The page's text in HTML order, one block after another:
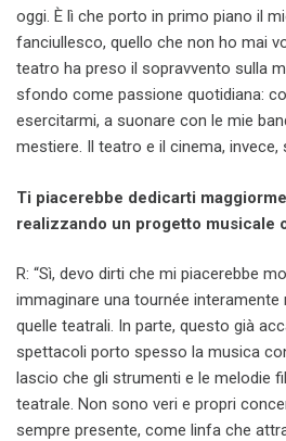
oggi. È lì che porto in primo piano il
fanciullesco, quello che non ho mai
teatro ha preso il sopravvento sulla
sfondo come passione quotidiana:
esercitarmi, a suonare con le mie
mestiere. Il teatro e il cinema, invece,
Ti piacerebbe dedicarti
realizzando un progetto musicale
R: “Sì, devo dirti che mi piacerebbe
immaginare una tournée interamente
quelle teatrali. In parte, questo già
spettacoli porto spesso la musica
lascio che gli strumenti e le melodie
teatrale. Non sono veri e propri
sempre presente, come linfa che